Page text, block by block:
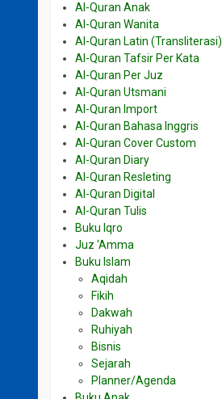
Al-Quran Anak
Al-Quran Wanita
Al-Quran Latin (Transliterasi)
Al-Quran Tafsir Per Kata
Al-Quran Per Juz
Al-Quran Utsmani
Al-Quran Import
Al-Quran Bahasa Inggris
Al-Quran Cover Custom
Al-Quran Diary
Al-Quran Resleting
Al-Quran Digital
Al-Quran Tulis
Buku Iqro
Juz ‘Amma
Buku Islam
Aqidah
Fikih
Dakwah
Ruhiyah
Bisnis
Sejarah
Planner/Agenda